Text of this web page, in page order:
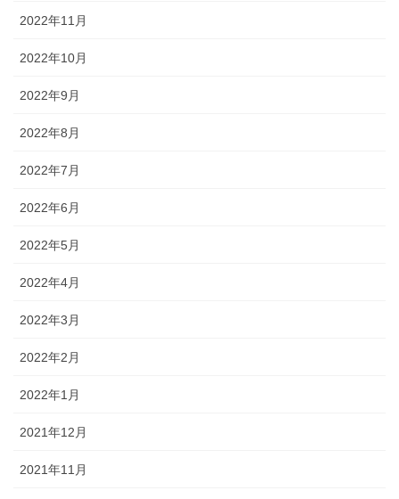
2022年11月
2022年10月
2022年9月
2022年8月
2022年7月
2022年6月
2022年5月
2022年4月
2022年3月
2022年2月
2022年1月
2021年12月
2021年11月